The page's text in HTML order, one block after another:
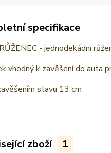
specifikace
- jednodekádní
vhodný k zavěšení do auta
stavu 13 cm
zboží 1